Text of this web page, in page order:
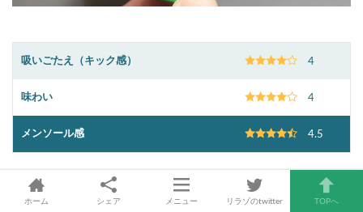
吸いごたえ（キック感） 4
味わい 4
メンソール感 4.5
「ラッキーストライクメンソール」は、清涼感は強くノドを
えぐるように襲いかかるこちらも強烈メンソールで、直線的
ホーム シェア メニュー リラゾのtwitter TOPへ